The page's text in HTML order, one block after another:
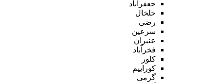
جعفرآباد
خلخال
رضی
سرعین
عنبران
فخرآباد
کلور
کوراییم
گرمی